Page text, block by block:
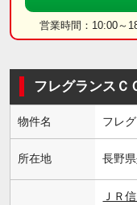
営業時間：10:00～
フレグランスＣ
物件名 フレ
所在地 長野県
ＪＲ